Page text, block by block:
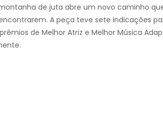
de juta abre um novo caminho
A peça teve sete indicações
de Melhor Atriz e Melhor Música